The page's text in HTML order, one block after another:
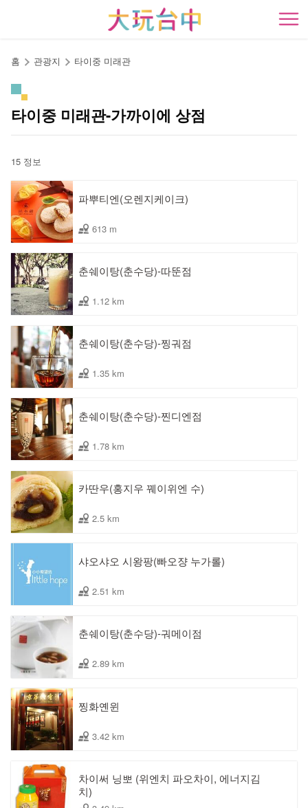
開
홈 관광지 타이중 미래관
타이중 미래관-가까이에 상점
15 정보
파뿌티엔(오렌지케이크)
613 m
춘쉐이탕(춘수당)-따뚠점
1.12 km
춘쉐이탕(춘수당)-찡궈점
1.35 km
춘쉐이탕(춘수당)-찐디엔점
1.78 km
카딴우(홍지우 꿰이위엔 수)
2.5 km
샤오샤오 시왕팡(빠오쟝 누가롤)
2.51 km
춘쉐이탕(춘수당)-궈메이점
2.89 km
찡화옌윈
3.42 km
차이써 닝뽀 (위엔치 파오차이, 에너지김
치)